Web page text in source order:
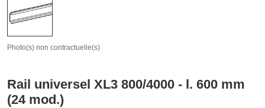
Photo(s) non contractuelle(s)
Rail universel XL3 800/4000 - l. 600 mm
(24 mod.)